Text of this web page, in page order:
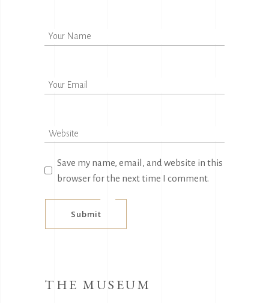
Save my name, email, and website in this
browser for the next time I comment.
Submit
THE MUSEUM